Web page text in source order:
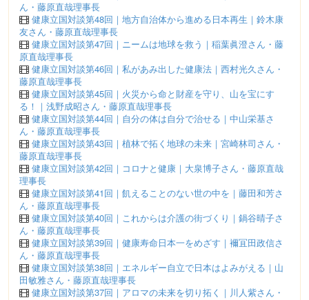
ん・藤原直哉理事長
健康立国対談第48回｜地方自治体から進める日本再生｜鈴木康
友さん・藤原直哉理事長
健康立国対談第47回｜ニームは地球を救う｜稲葉眞澄さん・藤
原直哉理事長
健康立国対談第46回｜私があみ出した健康法｜西村光久さん・
藤原直哉理事長
健康立国対談第45回｜火災から命と財産を守り、山を宝にす
る！｜浅野成昭さん・藤原直哉理事長
健康立国対談第44回｜自分の体は自分で治せる｜中山栄基さ
ん・藤原直哉理事長
健康立国対談第43回｜植林で拓く地球の未来｜宮崎林司さん・
藤原直哉理事長
健康立国対談第42回｜コロナと健康｜大泉博子さん・藤原直哉
理事長
健康立国対談第41回｜飢えることのない世の中を｜藤田和芳さ
ん・藤原直哉理事長
健康立国対談第40回｜これからは介護の街づくり｜鍋谷晴子さ
ん・藤原直哉理事長
健康立国対談第39回｜健康寿命日本一をめざす｜襧冝田政信さ
ん・藤原直哉理事長
健康立国対談第38回｜エネルギー自立で日本はよみがえる｜山
田敏雅さん・藤原直哉理事長
健康立国対談第37回｜アロマの未来を切り拓く｜川人紫さん・